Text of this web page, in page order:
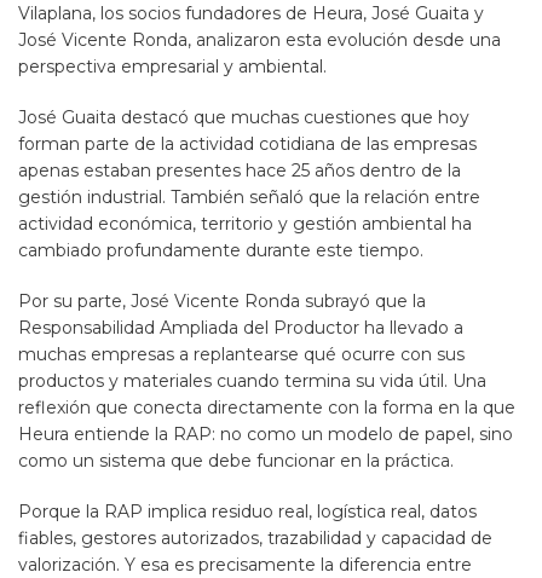
Vilaplana, los socios fundadores de Heura, José Guaita y
José Vicente Ronda, analizaron esta evolución desde una
perspectiva empresarial y ambiental.
José Guaita destacó que muchas cuestiones que hoy
forman parte de la actividad cotidiana de las empresas
apenas estaban presentes hace 25 años dentro de la
gestión industrial. También señaló que la relación entre
actividad económica, territorio y gestión ambiental ha
cambiado profundamente durante este tiempo.
Por su parte, José Vicente Ronda subrayó que la
Responsabilidad Ampliada del Productor ha llevado a
muchas empresas a replantearse qué ocurre con sus
productos y materiales cuando termina su vida útil. Una
reflexión que conecta directamente con la forma en la que
Heura entiende la RAP: no como un modelo de papel, sino
como un sistema que debe funcionar en la práctica.
Porque la RAP implica residuo real, logística real, datos
fiables, gestores autorizados, trazabilidad y capacidad de
valorización. Y esa es precisamente la diferencia entre